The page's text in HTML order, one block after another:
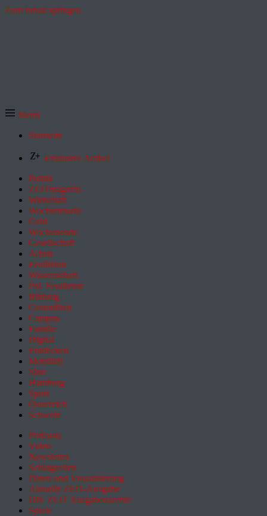
Zum Inhalt springen
Menü
Startseite
Exklusive Artikel
Politik
ZEITmagazin
Wirtschaft
Wochenmarkt
Geld
Wochenende
Gesellschaft
Arbeit
Feuilleton
Wissenschaft
Pol. Feuilleton
Bildung
Gesundheit
Campus
Familie
Digital
Entdecken
Mobilität
Sinn
Hamburg
Sport
Österreich
Schweiz
Podcasts
Video
Newsletter
Schlagzeilen
Daten und Visualisierung
Aktuelle ZEIT-Ausgabe
DIE ZEIT Ausgabenarchiv
Spiele